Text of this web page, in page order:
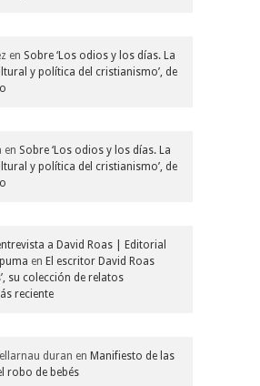
en Sobre ‘Los odios y los días. La
y política del cristianismo’, de
en Sobre ‘Los odios y los días. La
y política del cristianismo’, de
a David Roas | Editorial
en El escritor David Roas
su colección de relatos
reciente
duran en Manifiesto de las
robo de bebés